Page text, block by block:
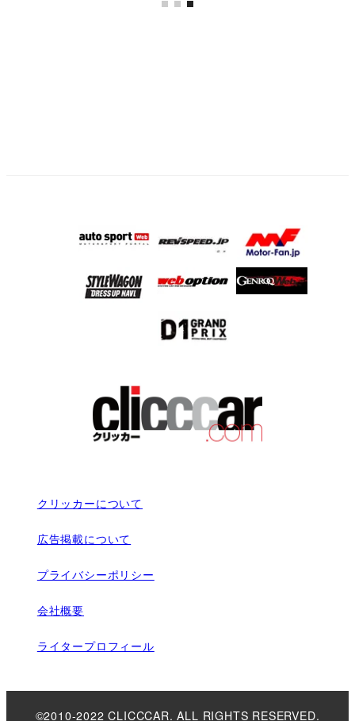
クリッカーについて
広告掲載について
プライバシーポリシー
会社概要
ライタープロフィール
©2010-2022 CLICCCAR. ALL RIGHTS RESERVED.